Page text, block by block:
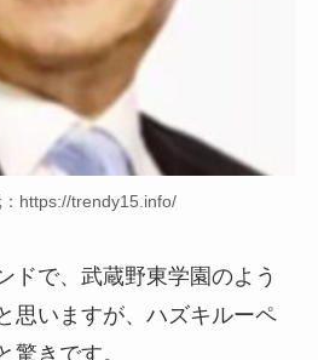
https://trendy15.info/
ドで、武蔵野東学園のよう
思いますが、ハズキルーペ
驚きです。